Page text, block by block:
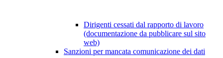
Dirigenti cessati dal rapporto di lavoro
(documentazione da pubblicare sul sito
web)
Sanzioni per mancata comunicazione dei dati